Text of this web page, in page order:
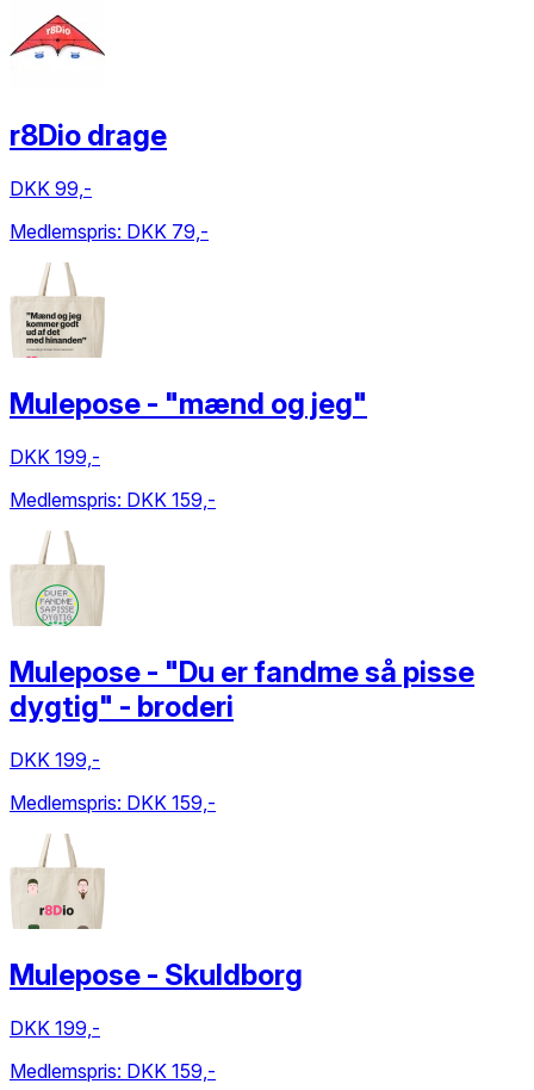
r8Dio drage
DKK 99,-
Medlemspris: DKK 79,-
Mulepose - "mænd og jeg"
DKK 199,-
Medlemspris: DKK 159,-
Mulepose - "Du er fandme så pisse
dygtig" - broderi
DKK 199,-
Medlemspris: DKK 159,-
Mulepose - Skuldborg
DKK 199,-
Medlemspris: DKK 159,-